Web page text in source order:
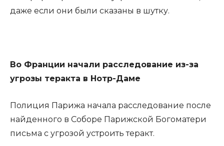
даже если они были сказаны в шутку.
Во Франции начали расследование из-за
угрозы теракта в Нотр-Даме
Полиция Парижа начала расследование после
найденного в Соборе Парижской Богоматери
письма с угрозой устроить теракт.